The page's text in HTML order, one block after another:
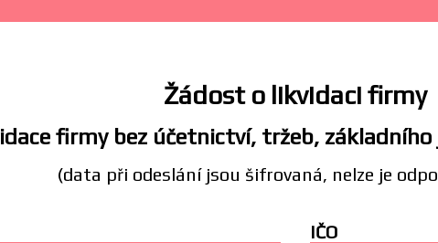
Žádost o likvidaci firmy
firmy bez účetnictví, tržeb,
(data při odeslání jsou šifrovaná, nelze je
IČO